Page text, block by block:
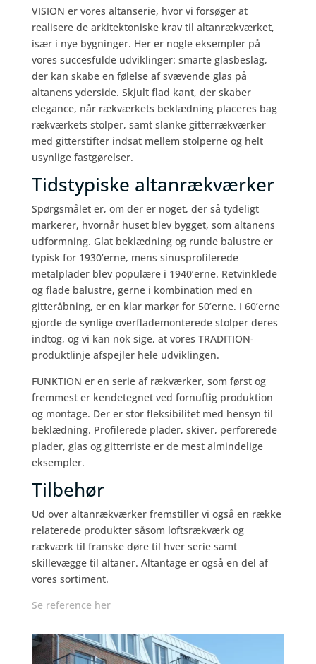
VISION er vores altanserie, hvor vi forsøger at
realisere de arkitektoniske krav til altanrækværket,
især i nye bygninger. Her er nogle eksempler på
vores succesfulde udviklinger: smarte glasbeslag,
der kan skabe en følelse af svævende glas på
altanens yderside. Skjult flad kant, der skaber
elegance, når rækværkets beklædning placeres bag
rækværkets stolper, samt slanke gitterrækværker
med gitterstifter indsat mellem stolperne og helt
usynlige fastgørelser.
Tidstypiske altanrækværker
Spørgsmålet er, om der er noget, der så tydeligt
markerer, hvornår huset blev bygget, som altanens
udformning. Glat beklædning og runde balustre er
typisk for 1930’erne, mens sinusprofilerede
metalplader blev populære i 1940’erne. Retvinklede
og flade balustre, gerne i kombination med en
gitteråbning, er en klar markør for 50’erne. I 60’erne
gjorde de synlige overflademonterede stolper deres
indtog, og vi kan nok sige, at vores TRADITION-
produktlinje afspejler hele udviklingen.
FUNKTION er en serie af rækværker, som først og
fremmest er kendetegnet ved fornuftig produktion
og montage. Der er stor fleksibilitet med hensyn til
beklædning. Profilerede plader, skiver, perforerede
plader, glas og gitterriste er de mest almindelige
eksempler.
Tilbehør
Ud over altanrækværker fremstiller vi også en række
relaterede produkter såsom loftsrækværk og
rækværk til franske døre til hver serie samt
skillevægge til altaner. Altantage er også en del af
vores sortiment.
Se reference her